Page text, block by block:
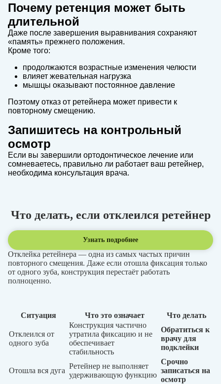
Почему ретенция может быть
длительной
Даже после завершения выравнивания сохраняют
«память» прежнего положения.
Кроме того:
продолжаются возрастные изменения челюсти
влияет жевательная нагрузка
мышцы оказывают постоянное давление
Поэтому отказ от ретейнера может привести к
повторному смещению.
Запишитесь на контрольный
осмотр
Если вы завершили ортодонтическое лечение или
сомневаетесь, правильно ли работает ваш ретейнер,
необходима консультация врача.
Что делать, если отклеился ретейнер
Узнать подробнее
Отклейка ретейнера — одна из самых частых причин
повторного смещения. Даже если отошла фиксация только
от одного зуба, конструкция перестаёт работать
полноценно.
Ситуация Что это означает Что делать
Отклеился от
одного зуба
Конструкция частично
утратила фиксацию и не
обеспечивает
стабильность
Обратиться к
врачу для
подклейки
Отошла вся дуга
Ретейнер не выполняет
удерживающую функцию
Срочно
записаться на
осмотр